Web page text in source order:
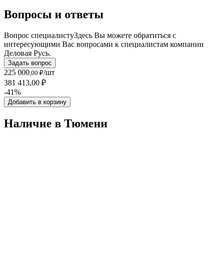
Вопросы и ответы
Вопрос специалистуЗдесь Вы можете обратиться с
интересующими Вас вопросами к специалистам компании
Деловая Русь.
Задать вопрос
225 000 ,00 ₽/шт
381 413,00 ₽
-41%
Добавить в корзину
Наличие в Тюмени